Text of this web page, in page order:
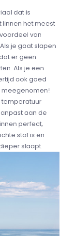
dat is
linnen het meest
van
je gaat slapen
er geen
Als je een
ook goed
meegenomen!
temperatuur
aan de
perfect,
stof is en
slaapt.